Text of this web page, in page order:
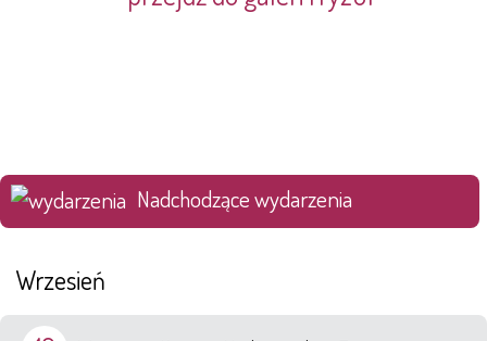
Nadchodzące wydarzenia
Wrzesień